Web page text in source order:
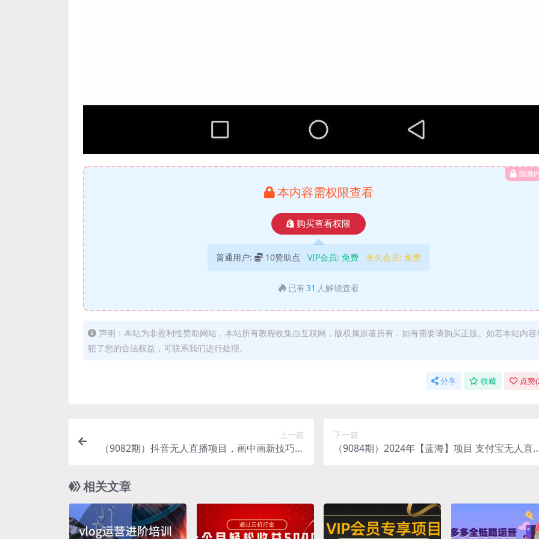
隐藏
本内容需权限查看
购买查看权限
普通用户: 10赞助点 VIP会员: 免费 永久会员: 免费
已有31 人解锁查看
声明：本站为非盈利性赞助网站，本站所有教程收集自互联网，版权属原著所有，如有需要请购买正版。如若本站内容
犯了您的合法权益，可联系我们进行处理。
分享 收藏 点赞(
上一篇
（9082期）抖音无人直播项目，画中画新技巧，
下一篇
（9084期）2024年【蓝海】项目 支付宝无人直
相关文章